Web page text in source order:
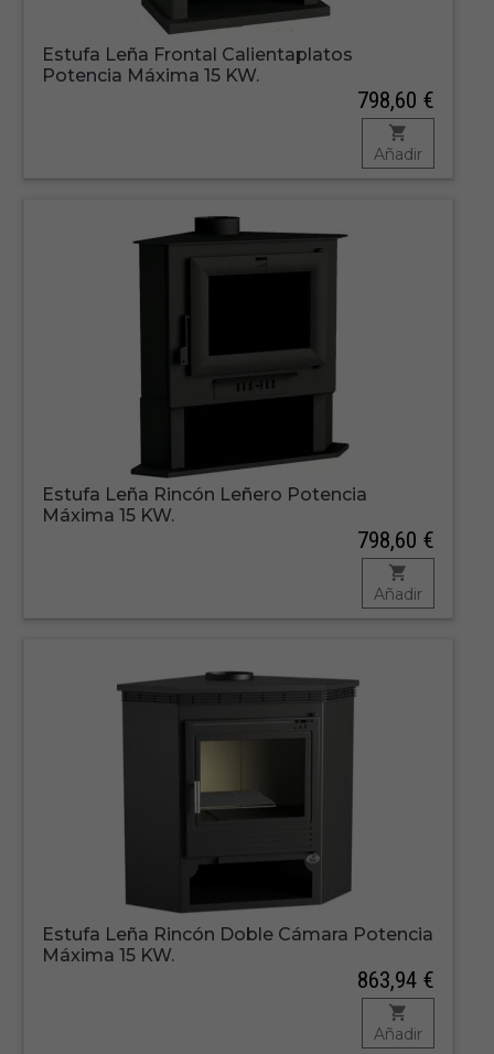
Estufa Leña Frontal Calientaplatos
Potencia Máxima 15 KW.
798,60 €
Añadir
Estufa Leña Rincón Leñero Potencia
Máxima 15 KW.
798,60 €
Añadir
Estufa Leña Rincón Doble Cámara Potencia
Máxima 15 KW.
863,94 €
Añadir